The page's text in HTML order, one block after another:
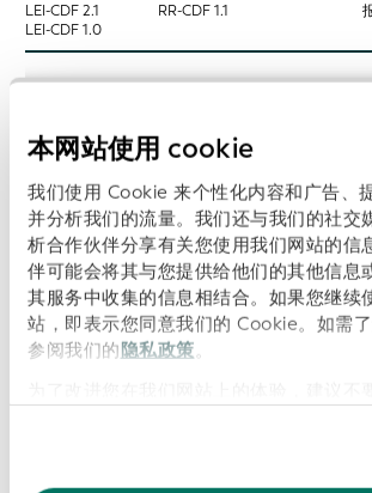
本网站使用 cookie
我们使用 Cookie 来个性化内容和广告、
并分析我们的流量。我们还与我们的社交
析合作伙伴分享有关您使用我们网站的信
伴可能会将其与您提供给他们的其他信息
其服务中收集的信息相结合。如果您继续
站，即表示您同意我们的 Cookie。如需
参阅我们的隐私政策 。
LEI-CDF 2.1
LEI-CDF 1.0
RR-CDF 1.1
可供下载的相关文件
下载 PDF 文件：LEI 通用数据文件
式 (版本 2.1) (LEI Common Data
Format (Version 2.1)
)
cdf-2-1.xsd
关系记录通用数